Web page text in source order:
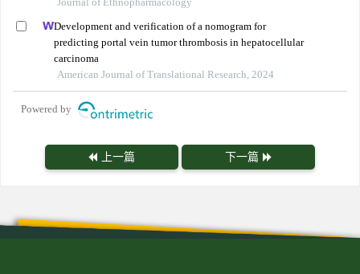
Development and verification of a nomogram for
predicting portal vein tumor thrombosis in hepatocellular
carcinoma
American Journal of Translational Research, 2024
Powered by
上一篇 下一篇